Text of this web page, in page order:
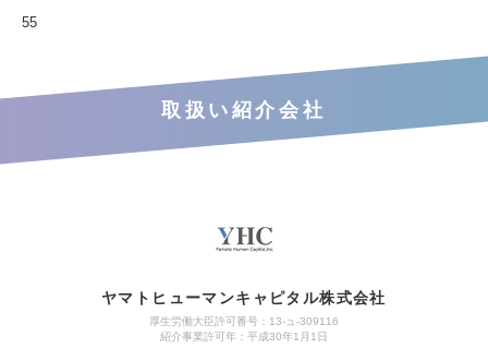
55
取扱い紹介会社
ヤマトヒューマンキャピタル株式会社
厚生労働大臣許可番号：13-ュ-309116
紹介事業許可年：平成30年1月1日